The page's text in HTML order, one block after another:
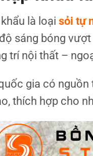
là loại sỏi tự
sáng bóng
trí nội thất –
gia có nguồn
thích hợp cho